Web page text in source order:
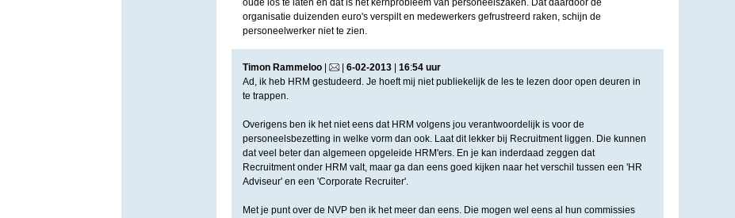
oude los te laten en dat is het kernprobleem van personeelszaken. Dat daardoor de
organisatie duizenden euro's verspilt en medewerkers gefrustreerd raken, schijn de
personeelwerker niet te zien.
Timon Rammeloo| | 6-02-2013| 16:54 uur
Ad, ik heb HRM gestudeerd. Je hoeft mij niet publiekelijk de les te lezen door open deuren in
te trappen.
Overigens ben ik het niet eens dat HRM volgens jou verantwoordelijk is voor de
personeelsbezetting in welke vorm dan ook. Laat dit lekker bij Recruitment liggen. Die kunnen
dat veel beter dan algemeen opgeleide HRM'ers. En je kan inderdaad zeggen dat
Recruitment onder HRM valt, maar ga dan eens goed kijken naar het verschil tussen een 'HR
Adviseur' en een 'Corporate Recruiter'.
Met je punt over de NVP ben ik het meer dan eens. Die mogen wel eens al hun commissies